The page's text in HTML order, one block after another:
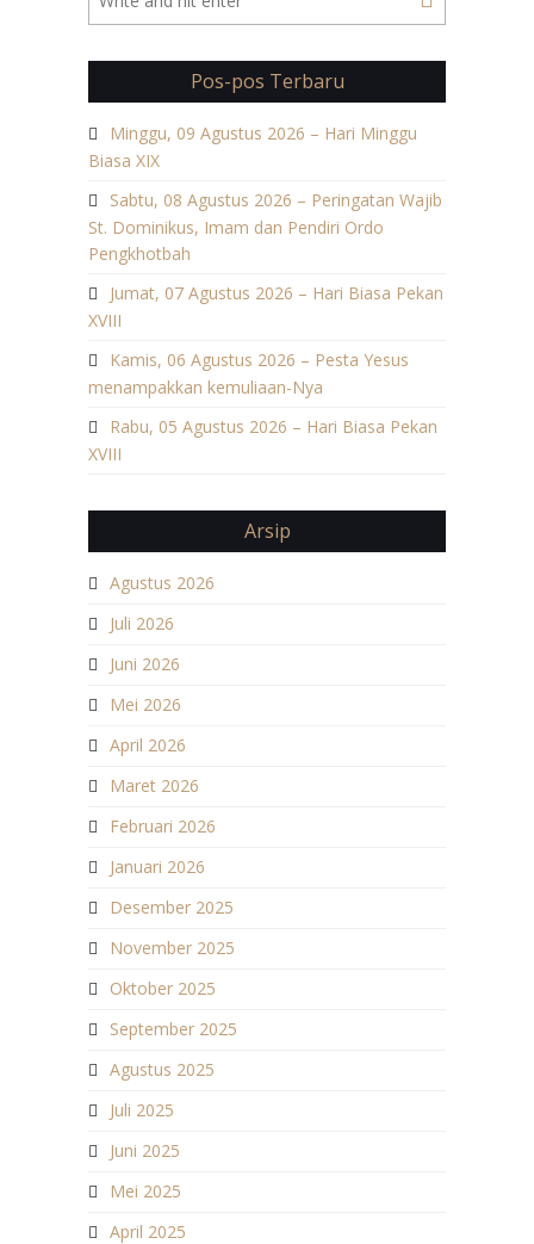
Pos-pos Terbaru
Minggu, 09 Agustus 2026 – Hari Minggu
Biasa XIX
Sabtu, 08 Agustus 2026 – Peringatan Wajib
St. Dominikus, Imam dan Pendiri Ordo
Pengkhotbah
Jumat, 07 Agustus 2026 – Hari Biasa Pekan
XVIII
Kamis, 06 Agustus 2026 – Pesta Yesus
menampakkan kemuliaan-Nya
Rabu, 05 Agustus 2026 – Hari Biasa Pekan
XVIII
Arsip
Agustus 2026
Juli 2026
Juni 2026
Mei 2026
April 2026
Maret 2026
Februari 2026
Januari 2026
Desember 2025
November 2025
Oktober 2025
September 2025
Agustus 2025
Juli 2025
Juni 2025
Mei 2025
April 2025